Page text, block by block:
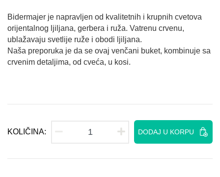
Bidermajer je napravljen od kvalitetnih i krupnih cvetova
orijentalnog ljiljana, gerbera i ruža. Vatrenu crvenu,
ublažavaju svetlije ruže i obodi ljiljana.
Naša preporuka je da se ovaj venčani buket, kombinuje sa
crvenim detaljima, od cveća, u kosi.
KOLIČINA: DODAJ U KORPU